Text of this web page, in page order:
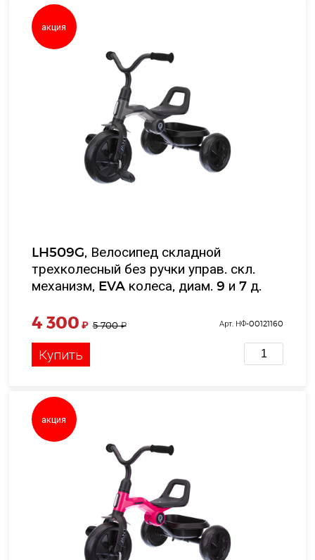
акция
LH509G, Велосипед складной
трехколесный без ручки управ. скл.
механизм, EVA колеса, диам. 9 и 7 д.
4 300 ₽ 5 700₽ Арт. НФ-00121160
Купить
акция